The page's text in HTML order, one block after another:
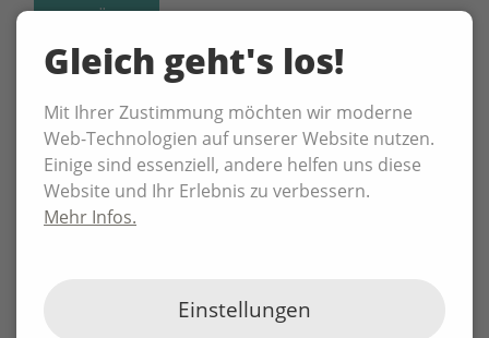
ZURÜCK
Gleich geht's los!
Mit Ihrer Zustimmung möchten wir moderne
Web-Technologien auf unserer Website nutzen.
Einige sind essenziell, andere helfen uns diese
Website und Ihr Erlebnis zu verbessern.
Mehr Infos.
Einstellungen